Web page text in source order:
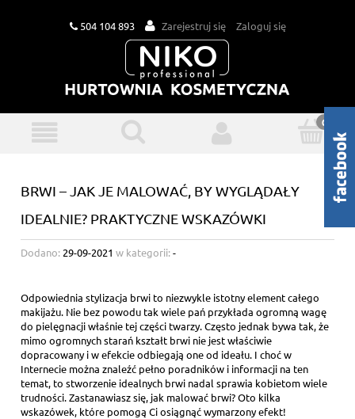
504 104 893 Zarejestruj się Zaloguj się
BRWI – JAK JE MALOWAĆ, BY WYGLĄDAŁY
IDEALNIE? PRAKTYCZNE WSKAZÓWKI
Dodano: 29-09-2021 w kategorii:-
Odpowiednia stylizacja brwi to niezwykle istotny element całego
makijażu. Nie bez powodu tak wiele pań przykłada ogromną wagę
do pielęgnacji właśnie tej części twarzy. Często jednak bywa tak, że
mimo ogromnych starań kształt brwi nie jest właściwie
dopracowany i w efekcie odbiegają one od ideału. I choć w
Internecie można znaleźć pełno poradników i informacji na ten
temat, to stworzenie idealnych brwi nadal sprawia kobietom wiele
trudności. Zastanawiasz się, jak malować brwi? Oto kilka
wskazówek, które pomogą Ci osiągnąć wymarzony efekt!